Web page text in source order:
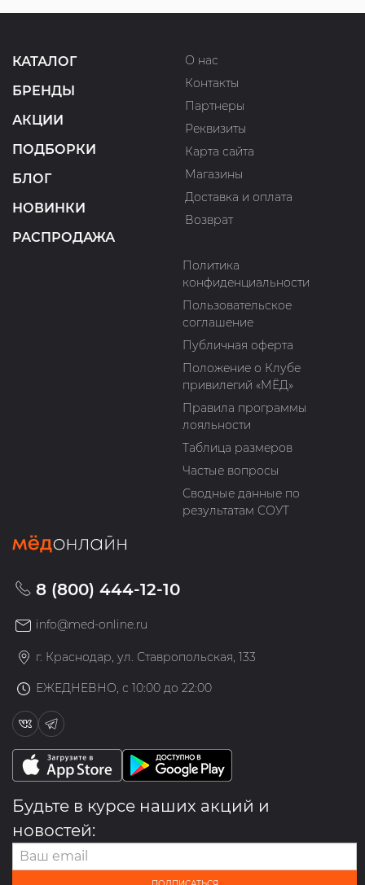
КАТАЛОГ
БРЕНДЫ
АКЦИИ
ПОДБОРКИ
БЛОГ
НОВИНКИ
РАСПРОДАЖА
О нас
Контакты
Партнеры
Реквизиты
Карта сайта
Магазины
Доставка и оплата
Возврат
Политика
конфиденциальности
Пользовательское
соглашение
Публичная оферта
Положение о Клубе
привилегий «МЁД»
Правила программы
лояльности
Таблица размеров
Частые вопросы
Сводные данные по
результатам СОУТ
8 (800) 444-12-10
info@med-online.ru
г. Краснодар, ул. Ставропольская, 133
ЕЖЕДНЕВНО, с 10:00 до 22:00
Будьте в курсе наших акций и
новостей: